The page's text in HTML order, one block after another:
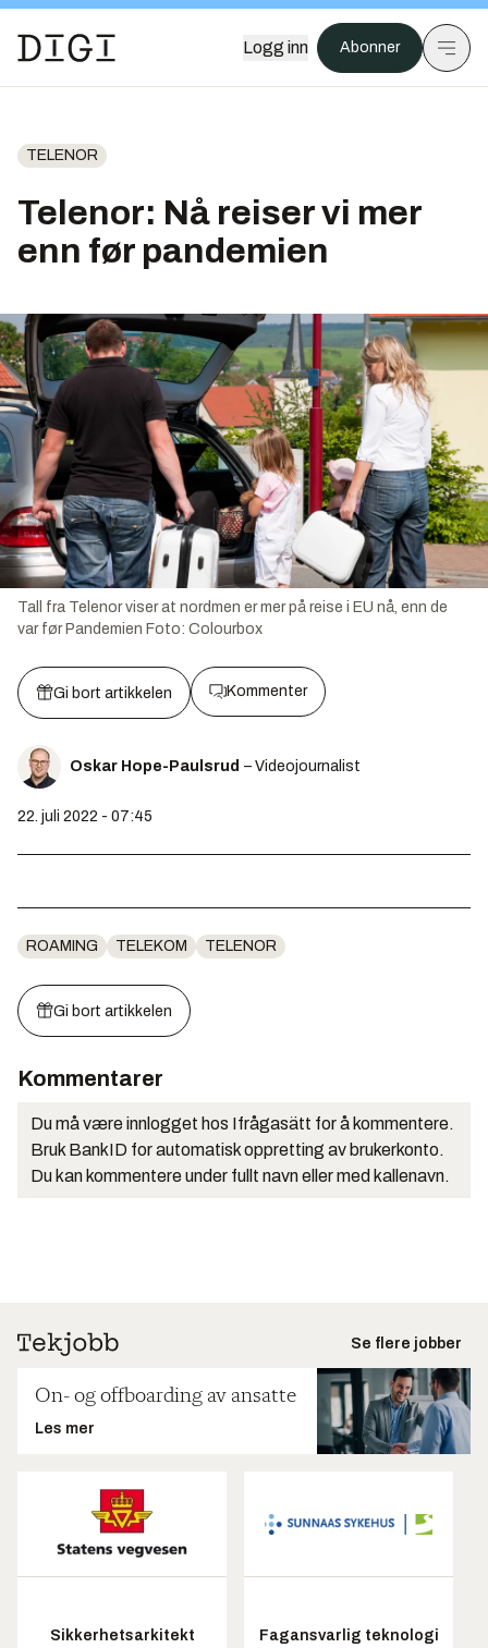
Logg inn Abonner
TELENOR
Telenor: Nå reiser vi mer
enn før pandemien
Tall fra Telenor viser at nordmen er mer på reise i EU nå, enn de
var før Pandemien Foto: Colourbox
Gi bort artikkelen Kommenter
Oskar Hope-Paulsrud – Videojournalist
22. juli 2022 - 07:45
ROAMING TELEKOM TELENOR
Gi bort artikkelen
Kommentarer
Du må være innlogget hos Ifrågasätt for å kommentere.
Bruk BankID for automatisk oppretting av brukerkonto.
Du kan kommentere under fullt navn eller med kallenavn.
Se flere jobber
On- og offboarding av ansatte
Les mer
Sikkerhetsarkitekt
Fagansvarlig teknologi